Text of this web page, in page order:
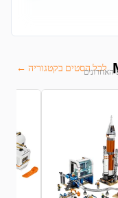
מלא של 6 החודשים האחרונים
לכל הסטים בקטגוריה ←